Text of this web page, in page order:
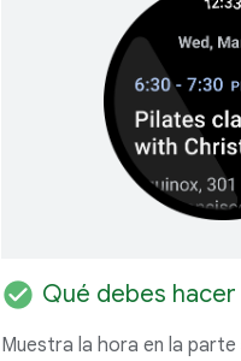
check_circle Qué debes hacer
Muestra la hora en la